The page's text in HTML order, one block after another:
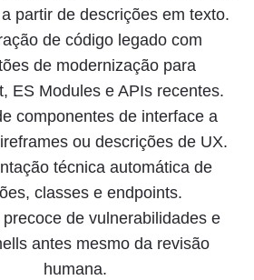
partir de descrições em texto.
de código legado com
de modernização para
ES Modules e APIs recentes.
componentes de interface a
ou descrições de UX.
técnica automática de
classes e endpoints.
de vulnerabilidades e
antes mesmo da revisão
humana.